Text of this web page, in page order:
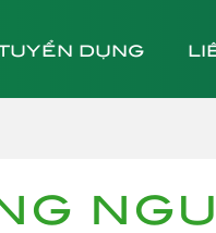
DỤNG